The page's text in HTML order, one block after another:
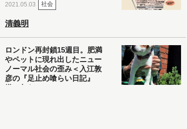
2021.05.03 社会
清義明
ロンドン再封鎖15週目。肥満
やペットに現れ出したニュー
ノーマル社会の歪み＜入江敦
彦の『足止め喰らい日記』
嫌々乍らReturns＞